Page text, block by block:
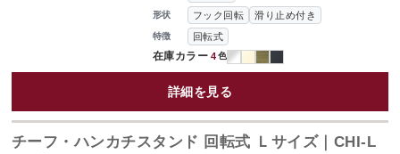
形状 フック回転 滑り止め付き
特徴 回転式
在庫カラー 4色
詳細を見る
チーフ・ハンカチスタンド 回転式 Ｌサイズ｜CHI-L